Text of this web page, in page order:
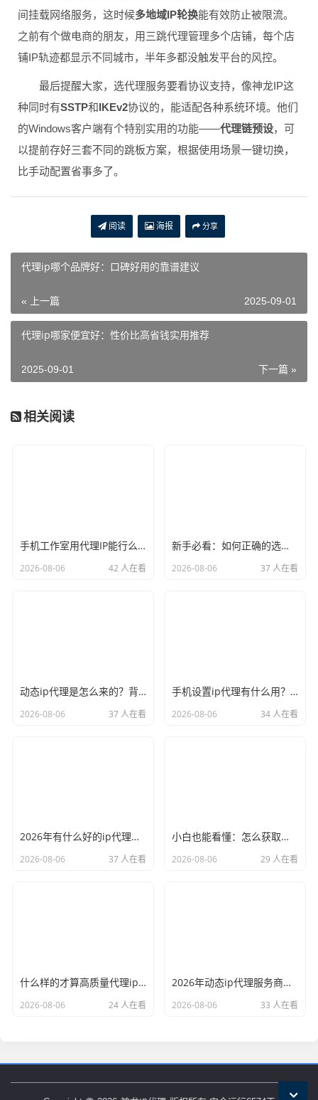
间挂载网络服务，这时候多地域IP轮换能有效防止被限流。
之前有个做电商的朋友，用三跳代理管理多个店铺，每个店
铺IP轨迹都显示不同城市，半年多都没触发平台的风控。
最后提醒大家，选代理服务要看协议支持，像神龙IP这
种同时有SSTP和IKEv2协议的，能适配各种系统环境。他们
的Windows客户端有个特别实用的功能——代理链预设，可
以提前存好三套不同的跳板方案，根据使用场景一键切换，
比手动配置省事多了。
阅读 海报 分享
代理ip哪个品牌好：口碑好用的靠谱建议
« 上一篇 2025-09-01
代理ip哪家便宜好：性价比高省钱实用推荐
下一篇 »
2025-09-01
相关阅读
手机工作室用代理IP能行么？过来人的经验告诉你答案
2026-08-06 42 人在看
新手必看：如何正确的选择代理ip软件，别再交智商税了
2026-08-06 37 人在看
动态ip代理是怎么来的？背后的原理比你想象的精彩
2026-08-06 37 人在看
手机设置ip代理有什么用？不只是改定位那么简单
2026-08-06 34 人在看
2026年有什么好的ip代理软件？亲测后我只推荐这几个
2026-08-06 37 人在看
小白也能看懂：怎么获取代理ip和端口号，一步步教会你
2026-08-06 29 人在看
什么样的才算高质量代理ip？资深玩家总结了三个硬指标
2026-08-06 24 人在看
2026年动态ip代理服务商有哪些？这份清单建议收藏
2026-08-06 33 人在看